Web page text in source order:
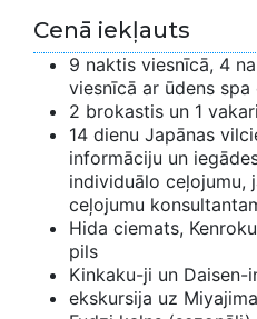
Cenā iekļauts
9 naktis viesnīcā, 4
viesnīcā ar ūdens spa
2 brokastis un 1
14 dienu Japānas
informāciju un
individuālo ceļojumu,
ceļojumu
Hida ciemats,
pils
Kinkaku-ji un
ekskursija uz